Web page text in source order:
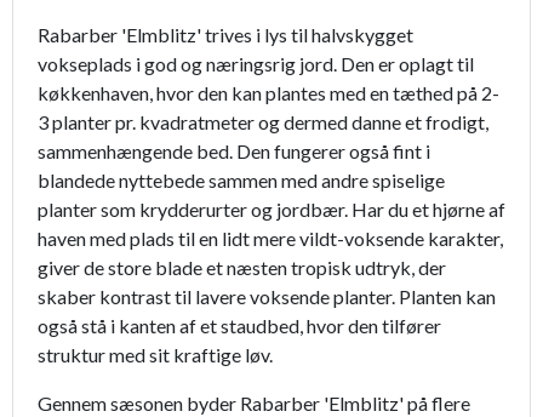
Rabarber 'Elmblitz' trives i lys til halvskygget
vokseplads i god og næringsrig jord. Den er oplagt til
køkkenhaven, hvor den kan plantes med en tæthed på 2-
3 planter pr. kvadratmeter og dermed danne et frodigt,
sammenhængende bed. Den fungerer også fint i
blandede nyttebede sammen med andre spiselige
planter som krydderurter og jordbær. Har du et hjørne af
haven med plads til en lidt mere vildt-voksende karakter,
giver de store blade et næsten tropisk udtryk, der
skaber kontrast til lavere voksende planter. Planten kan
også stå i kanten af et staudbed, hvor den tilfører
struktur med sit kraftige løv.
Gennem sæsonen byder Rabarber 'Elmblitz' på flere